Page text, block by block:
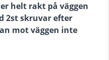
helt rakt på väggen
2st skruvar efter
mot väggen inte